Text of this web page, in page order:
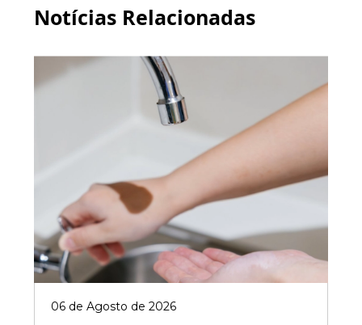
Notícias Relacionadas
06 de Agosto de 2026